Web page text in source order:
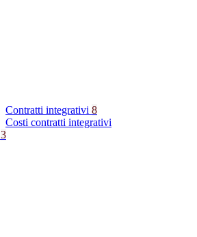
Contratti integrativi 8
Costi contratti integrativi
3